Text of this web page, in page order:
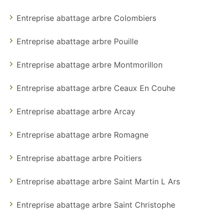
Entreprise abattage arbre Colombiers
Entreprise abattage arbre Pouille
Entreprise abattage arbre Montmorillon
Entreprise abattage arbre Ceaux En Couhe
Entreprise abattage arbre Arcay
Entreprise abattage arbre Romagne
Entreprise abattage arbre Poitiers
Entreprise abattage arbre Saint Martin L Ars
Entreprise abattage arbre Saint Christophe